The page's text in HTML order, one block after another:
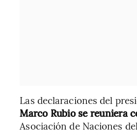
Las declaraciones del
Marco Rubio se reuniera
Asociación de Naciones